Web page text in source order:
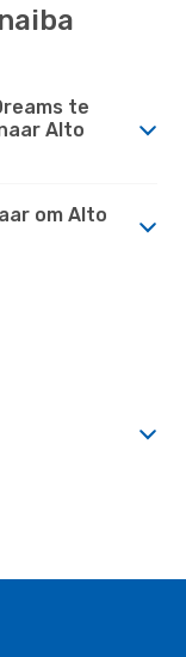
te
Alto
om Alto